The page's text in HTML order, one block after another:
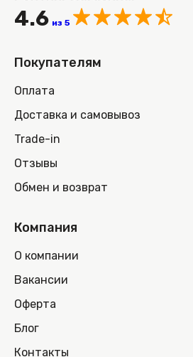
4.6 из 5
Покупателям
Оплата
Доставка и самовывоз
Trade-in
Отзывы
Обмен и возврат
Компания
О компании
Вакансии
Оферта
Блог
Контакты